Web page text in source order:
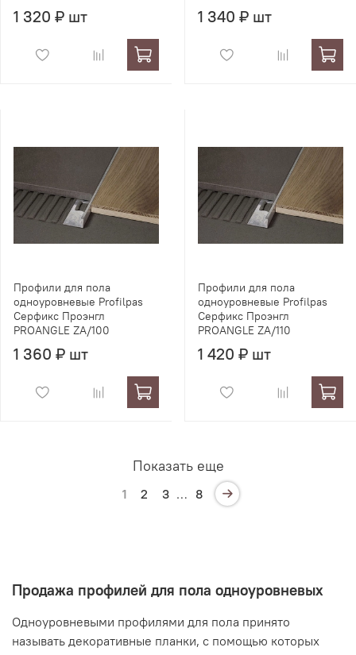
1 320 ₽ шт 1 340 ₽ шт
Профили для пола
одноуровневые Profilpas
Серфикс Проэнгл
PROANGLE ZA/100
1 360 ₽ шт
Профили для пола
одноуровневые Profilpas
Серфикс Проэнгл
PROANGLE ZA/110
1 420 ₽ шт
Показать еще
1 2 3 … 8
Продажа профилей для пола одноуровневых
Одноуровневыми профилями для пола принято
называть декоративные планки, с помощью которых